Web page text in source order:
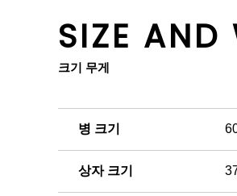
SIZE AND
크기 무게
병 크기
상자 크기